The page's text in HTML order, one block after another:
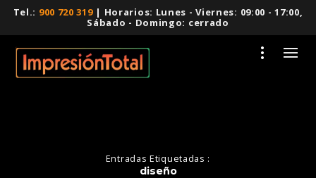
Tel.: 900 720 319| Horarios: Lunes - Viernes: 09:00 - 17:00,
Sábado - Domingo: cerrado
Entradas Etiquetadas :
diseño